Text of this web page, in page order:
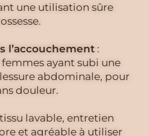
une utilisation sûre
l’accouchement :
ayant subi une
abdominale, pour
douleur.
lavable, entretien
et agréable à utiliser